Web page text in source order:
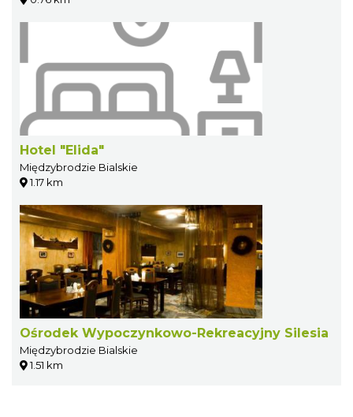
Hotel "Elida"
Międzybrodzie Bialskie
1.17 km
Ośrodek Wypoczynkowo-Rekreacyjny Silesia
Międzybrodzie Bialskie
1.51 km